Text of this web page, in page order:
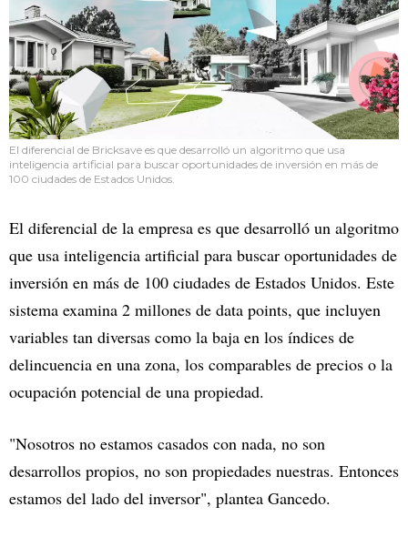
El diferencial de Bricksave es que desarrolló un algoritmo que usa
inteligencia artificial para buscar oportunidades de inversión en más de
100 ciudades de Estados Unidos.
El diferencial de la empresa es que desarrolló un algoritmo
que usa inteligencia artificial para buscar oportunidades de
inversión en más de 100 ciudades de Estados Unidos. Este
sistema examina 2 millones de data points, que incluyen
variables tan diversas como la baja en los índices de
delincuencia en una zona, los comparables de precios o la
ocupación potencial de una propiedad.
"Nosotros no estamos casados con nada, no son
desarrollos propios, no son propiedades nuestras. Entonces
estamos del lado del inversor", plantea Gancedo.